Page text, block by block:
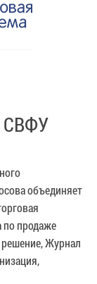
СВФУ
объединяет
продаже
Журнал